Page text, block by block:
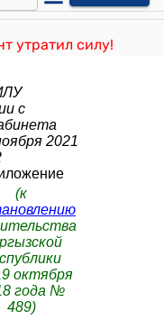
утратил силу!